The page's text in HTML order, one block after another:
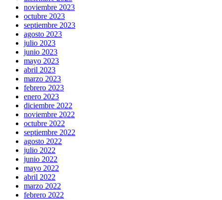
noviembre 2023
octubre 2023
septiembre 2023
agosto 2023
julio 2023
junio 2023
mayo 2023
abril 2023
marzo 2023
febrero 2023
enero 2023
diciembre 2022
noviembre 2022
octubre 2022
septiembre 2022
agosto 2022
julio 2022
junio 2022
mayo 2022
abril 2022
marzo 2022
febrero 2022